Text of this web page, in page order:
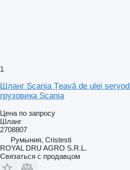
1
Шланг Scania Țeavă de ulei
грузовика Scania
Цена по запросу
Шланг
2708807
Румыния, Cristesti
ROYAL DRU AGRO S.R.L.
Связаться с продавцом